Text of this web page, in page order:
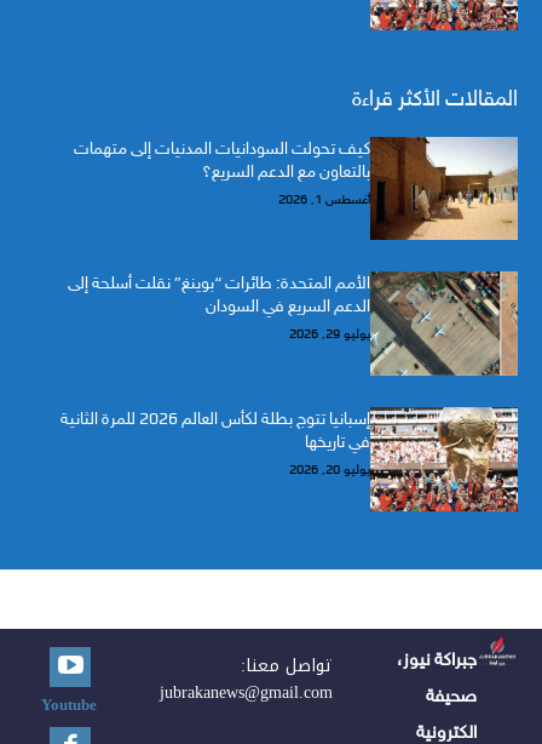
المقالات الأكثر قراءة
كيف تحولت السودانيات المدنيات إلى متهمات
بالتعاون مع الدعم السريع؟
أغسطس 1, 2026
الأمم المتحدة: طائرات “بوينغ” نقلت أسلحة إلى
الدعم السريع في السودان
يوليو 29, 2026
إسبانيا تتوج بطلة لكأس العالم 2026 للمرة الثانية
في تاريخها
يوليو 20, 2026
جبراكة نيوز،
صحيفة
الكترونية
تواصل معنا:
jubrakanews@gmail.com
Youtube